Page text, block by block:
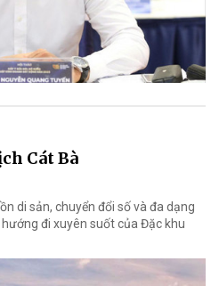
Cát Bà
di sản, chuyển đổi số và đa dạng
đi xuyên suốt của Đặc khu